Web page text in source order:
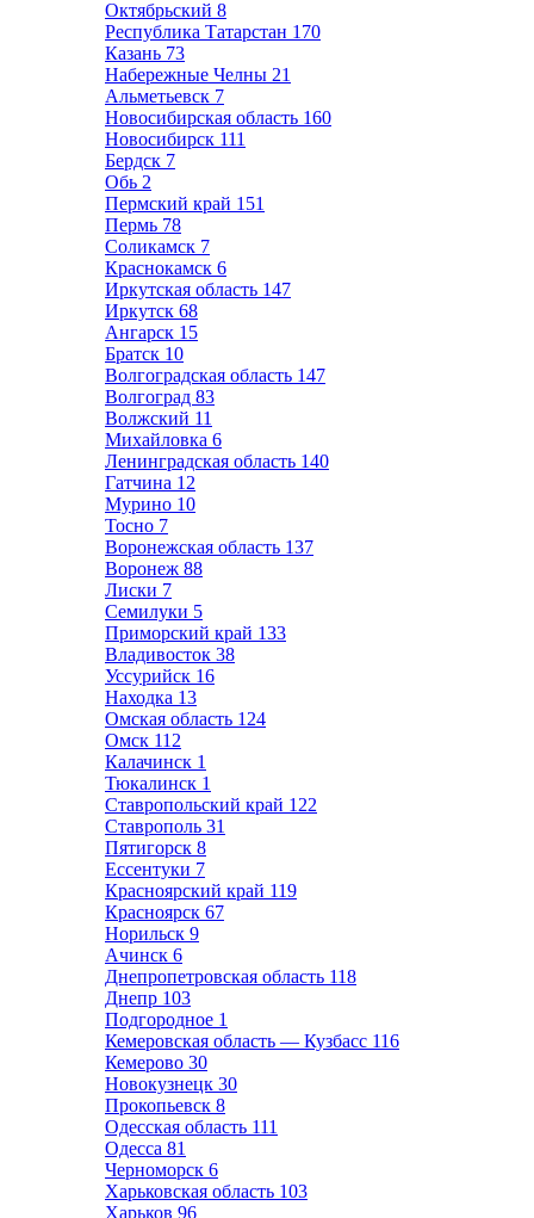
Октябрьский 8
Республика Татарстан 170
Казань 73
Набережные Челны 21
Альметьевск 7
Новосибирская область 160
Новосибирск 111
Бердск 7
Обь 2
Пермский край 151
Пермь 78
Соликамск 7
Краснокамск 6
Иркутская область 147
Иркутск 68
Ангарск 15
Братск 10
Волгоградская область 147
Волгоград 83
Волжский 11
Михайловка 6
Ленинградская область 140
Гатчина 12
Мурино 10
Тосно 7
Воронежская область 137
Воронеж 88
Лиски 7
Семилуки 5
Приморский край 133
Владивосток 38
Уссурийск 16
Находка 13
Омская область 124
Омск 112
Калачинск 1
Тюкалинск 1
Ставропольский край 122
Ставрополь 31
Пятигорск 8
Ессентуки 7
Красноярский край 119
Красноярск 67
Норильск 9
Ачинск 6
Днепропетровская область 118
Днепр 103
Подгородное 1
Кемеровская область — Кузбасс 116
Кемерово 30
Новокузнецк 30
Прокопьевск 8
Одесская область 111
Одесса 81
Черноморск 6
Харьковская область 103
Харьков 96